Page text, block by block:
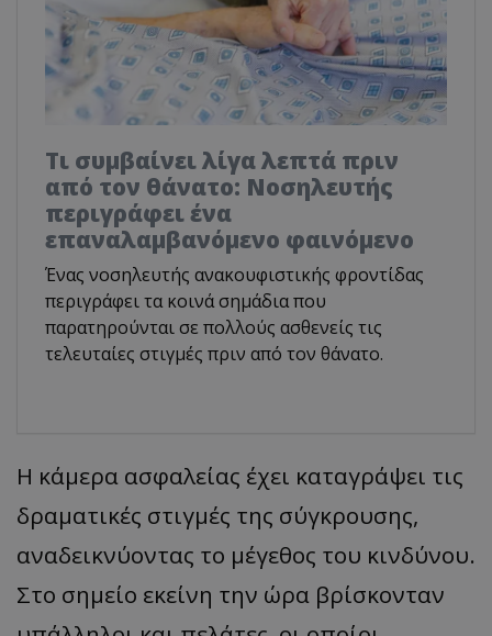
Τι συμβαίνει λίγα λεπτά πριν
από τον θάνατο: Νοσηλευτής
περιγράφει ένα
επαναλαμβανόμενο φαινόμενο
Ένας νοσηλευτής ανακουφιστικής φροντίδας
περιγράφει τα κοινά σημάδια που
παρατηρούνται σε πολλούς ασθενείς τις
τελευταίες στιγμές πριν από τον θάνατο.
Η κάμερα ασφαλείας έχει καταγράψει τις
δραματικές στιγμές της σύγκρουσης,
αναδεικνύοντας το μέγεθος του κινδύνου.
Στο σημείο εκείνη την ώρα βρίσκονταν